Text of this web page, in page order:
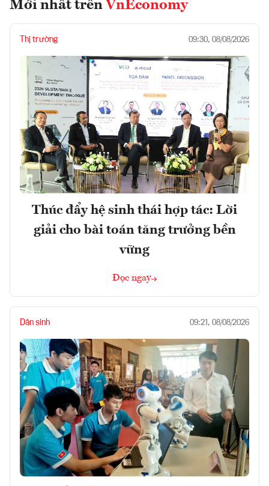
Mới nhất trên VnEconomy
Thị trường 09:30, 08/08/2026
Thúc đẩy hệ sinh thái hợp tác: Lời
giải cho bài toán tăng trưởng bền
vững
Đọc ngay
Dân sinh 09:21, 08/08/2026